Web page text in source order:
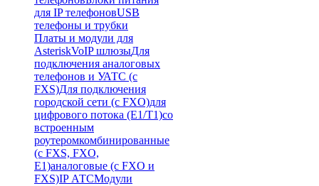
для IP телефоновUSB
телефоны и трубки
Платы и модули для
AsteriskVoIP шлюзыДля
подключения аналоговых
телефонов и УАТС (с
FXS)Для подключения
городской сети (с FXO)для
цифрового потока (E1/T1)со
встроенным
роутеромкомбинированные
(c FXS, FXO,
E1)аналоговые (с FXO и
FXS)IP АТСМодули